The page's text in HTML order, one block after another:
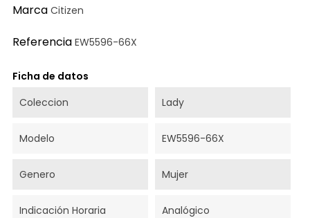
Marca Citizen
Referencia EW5596-66X
Ficha de datos
Coleccion
Lady
Modelo EW5596-66X
Genero Mujer
Indicación Horaria Analógico